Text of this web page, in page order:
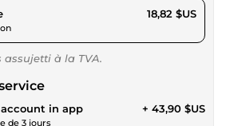
pour 17,34 $US 18,82 $US
assujetti à la TVA.
in app
de 3 jours
+ 43,90 $US